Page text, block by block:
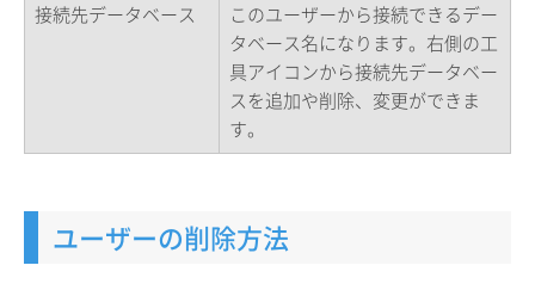
接続先データベース
このユーザーから接続できるデー
タベース名になります。右側の工
具アイコンから接続先データベー
スを追加や削除、変更ができま
す。
ユーザーの削除方法